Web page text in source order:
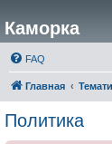
Каморка
FAQ
Главная
Политика